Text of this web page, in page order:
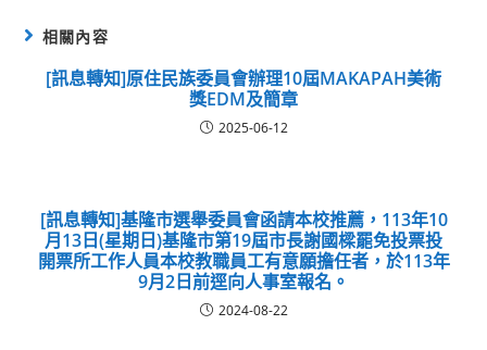
相關內容
[訊息轉知]原住民族委員會辦理10屆MAKAPAH美術
獎EDM及簡章
2025-06-12
[訊息轉知]基隆市選舉委員會函請本校推薦，113年10
月13日(星期日)基隆市第19屆市長謝國樑罷免投票投
開票所工作人員本校教職員工有意願擔任者，於113年
9月2日前逕向人事室報名。
2024-08-22